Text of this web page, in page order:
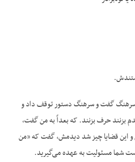
گفت و سرهنگ دستور توقف داد و
بزنند حرف بزنند. که بعداً به من گفت،
و این قضایا چیز شد دیدمش، گفت که «من
شما مسئولیت به عهده می‌گیرید.